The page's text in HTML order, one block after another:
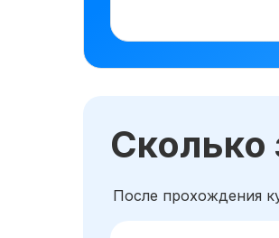
Сколько
После прохождения